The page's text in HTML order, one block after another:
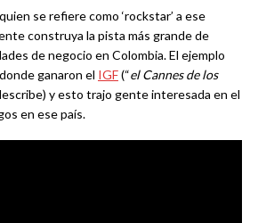
se refiere como ‘rockstar’ a ese
construya la pista más grande de
de negocio en Colombia. El ejemplo
ganaron el IGF(“el Cannes de los
y esto trajo gente interesada en el
en ese país.